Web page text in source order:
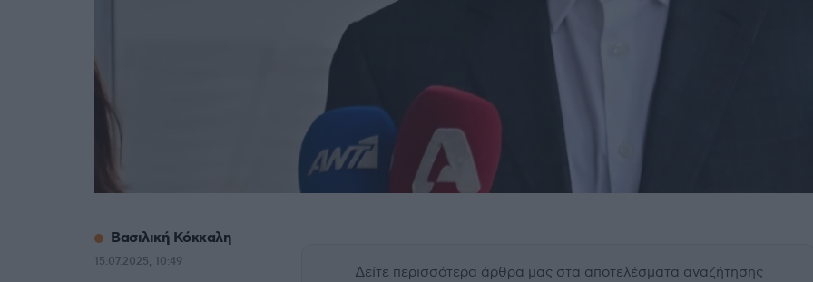
Δείτε περισσότερα άρθρα μας στα αποτελέσματα αναζήτησης
Βασιλική Κόκκαλη
15.07.2025, 10:49